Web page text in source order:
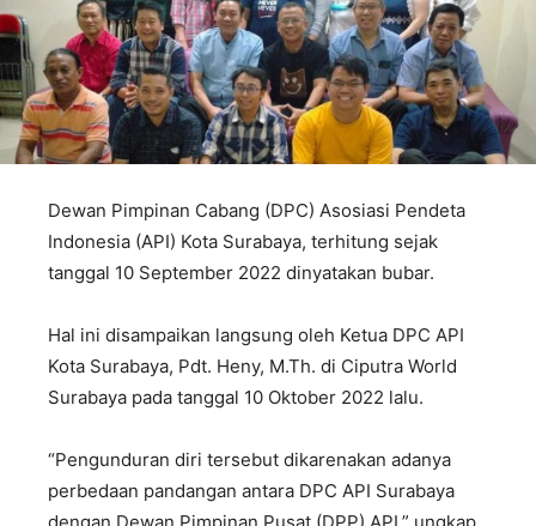
Dewan Pimpinan Cabang (DPC) Asosiasi Pendeta
Indonesia (API) Kota Surabaya, terhitung sejak
tanggal 10 September 2022 dinyatakan bubar.
Hal ini disampaikan langsung oleh Ketua DPC API
Kota Surabaya, Pdt. Heny, M.Th. di Ciputra World
Surabaya pada tanggal 10 Oktober 2022 lalu.
“Pengunduran diri tersebut dikarenakan adanya
perbedaan pandangan antara DPC API Surabaya